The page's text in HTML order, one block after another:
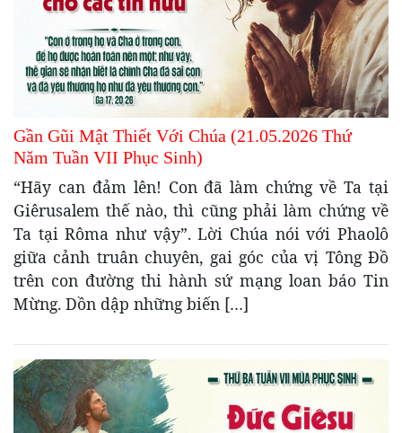
Gần Gũi Mật Thiết Với Chúa (21.05.2026 Thứ
Năm Tuần VII Phục Sinh)
“Hãy can đảm lên! Con đã làm chứng về Ta tại
Giêrusalem thế nào, thì cũng phải làm chứng về
Ta tại Rôma như vậy”. Lời Chúa nói với Phaolô
giữa cảnh truân chuyên, gai góc của vị Tông Đồ
trên con đường thi hành sứ mạng loan báo Tin
Mừng. Dồn dập những biến […]